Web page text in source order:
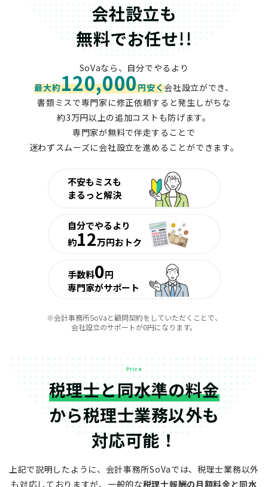
会社設立も
無料でお任せ!!
SoVaなら、自分でやるより
最大約120,000円安く会社設立ができ、
書類ミスで専門家に修正依頼すると発生しがちな
約3万円以上の追加コストも防げます。
専門家が無料で伴走することで
迷わずスムーズに会社設立を進めることができます。
不安もミスも
まるっと解決
自分でやるより
約12万円おトク
手数料0円
専門家がサポート
※会計事務所SoVaと顧問契約をしていただくことで、
会社設立のサポートが0円になります。
Price
税理士と同水準の料金
から税理士業務以外も
対応可能！
上記で説明したように、会計事務所SoVaでは、税理士業務以外
も対応しておりますが、 一般的な税理士報酬の月額料金と同水